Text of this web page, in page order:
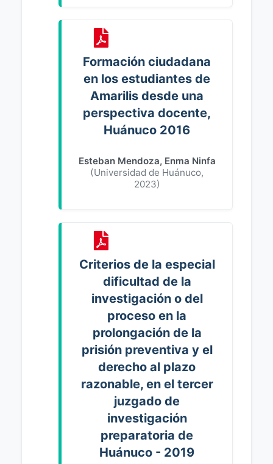
Formación ciudadana
en los estudiantes de
Amarilis desde una
perspectiva docente,
Huánuco 2016
Esteban Mendoza, Enma Ninfa
(Universidad de Huánuco,
2023)
Criterios de la especial
dificultad de la
investigación o del
proceso en la
prolongación de la
prisión preventiva y el
derecho al plazo
razonable, en el tercer
juzgado de
investigación
preparatoria de
Huánuco - 2019